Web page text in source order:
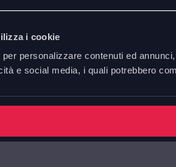
i cookie
personalizzare contenuti ed
e social media, i quali potrebbero